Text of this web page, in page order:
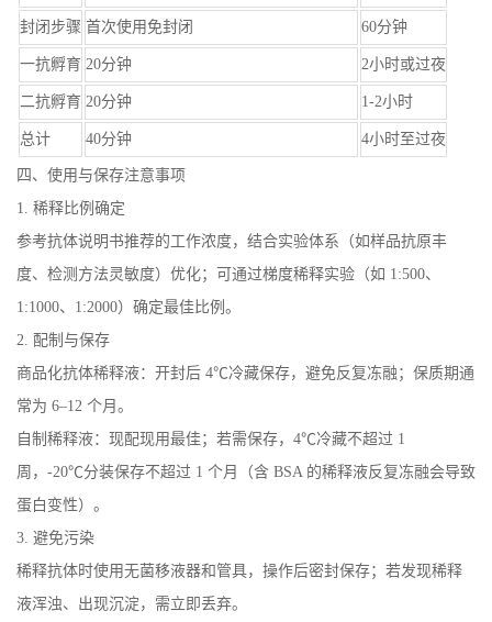
封闭步骤 首次使用免封闭 60分钟
一抗孵育 20分钟 2小时或过夜
二抗孵育 20分钟 1-2小时
总计 40分钟 4小时至过夜
四、使用与保存注意事项
1. 稀释比例确定
参考抗体说明书推荐的工作浓度，结合实验体系（如样品抗原丰
度、检测方法灵敏度）优化；可通过梯度稀释实验（如 1:500、
1:1000、1:2000）确定最佳比例。
2. 配制与保存
商品化抗体稀释液：开封后 4℃冷藏保存，避免反复冻融；保质期通
常为 6–12 个月。
自制稀释液：现配现用最佳；若需保存，4℃冷藏不超过 1
周，-20℃分装保存不超过 1 个月（含 BSA 的稀释液反复冻融会导致
蛋白变性）。
3. 避免污染
稀释抗体时使用无菌移液器和管具，操作后密封保存；若发现稀释
液浑浊、出现沉淀，需立即丢弃。